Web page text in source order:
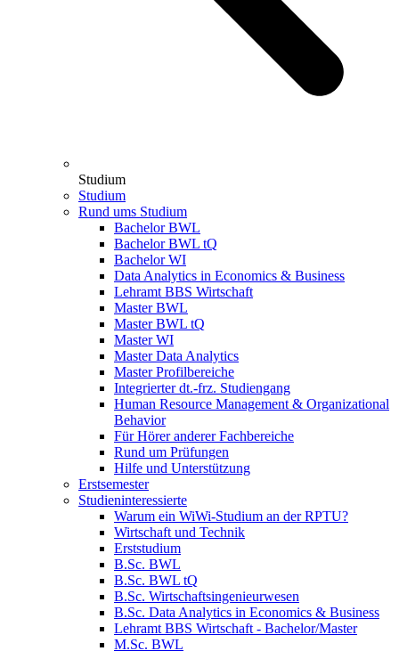
Studium
Studium
Rund ums Studium
Bachelor BWL
Bachelor BWL tQ
Bachelor WI
Data Analytics in Economics & Business
Lehramt BBS Wirtschaft
Master BWL
Master BWL tQ
Master WI
Master Data Analytics
Master Profilbereiche
Integrierter dt.-frz. Studiengang
Human Resource Management & Organizational
Behavior
Für Hörer anderer Fachbereiche
Rund um Prüfungen
Hilfe und Unterstützung
Erstsemester
Studieninteressierte
Warum ein WiWi-Studium an der RPTU?
Wirtschaft und Technik
Erststudium
B.Sc. BWL
B.Sc. BWL tQ
B.Sc. Wirtschaftsingenieurwesen
B.Sc. Data Analytics in Economics & Business
Lehramt BBS Wirtschaft - Bachelor/Master
M.Sc. BWL